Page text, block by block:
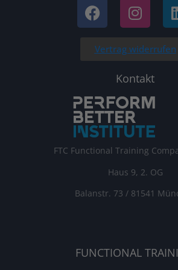
Vertrag widerrufen
Kontakt
FTC Functional Training
Haus 9, 2. OG
Balanstr. 73 / 81541
FUNCTIONAL